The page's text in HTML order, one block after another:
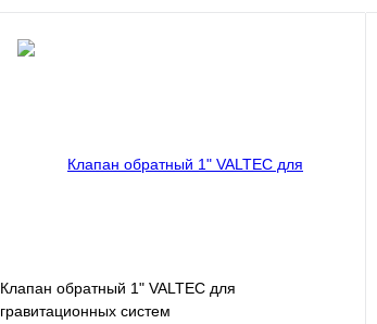
Клапан обратный 1" VALTEC для
гравитационных систем